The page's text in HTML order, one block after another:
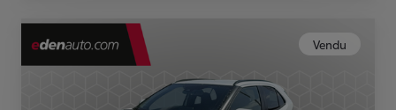
Vendu